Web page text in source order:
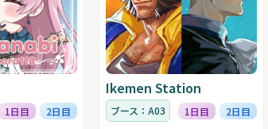
1日目 2日目
Ikemen Station
ブース：A03 1日目 2日目